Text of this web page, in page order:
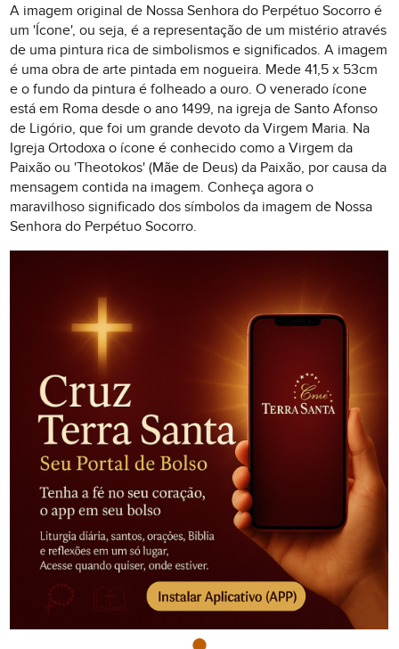
A imagem original de Nossa Senhora do Perpétuo Socorro é
um 'Ícone', ou seja, é a representação de um mistério através
de uma pintura rica de simbolismos e significados. A imagem
é uma obra de arte pintada em nogueira. Mede 41,5 x 53cm
e o fundo da pintura é folheado a ouro. O venerado ícone
está em Roma desde o ano 1499, na igreja de Santo Afonso
de Ligório, que foi um grande devoto da Virgem Maria. Na
Igreja Ortodoxa o ícone é conhecido como a Virgem da
Paixão ou 'Theotokos' (Mãe de Deus) da Paixão, por causa da
mensagem contida na imagem. Conheça agora o
maravilhoso significado dos símbolos da imagem de Nossa
Senhora do Perpétuo Socorro.